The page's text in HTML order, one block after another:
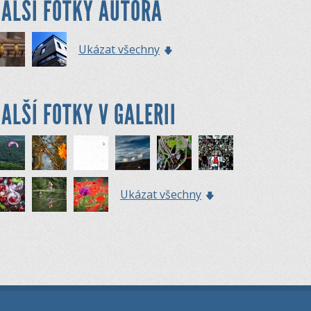
FOTKY AUTORA
Ukázat všechny
FOTKY V GALERII
Ukázat všechny